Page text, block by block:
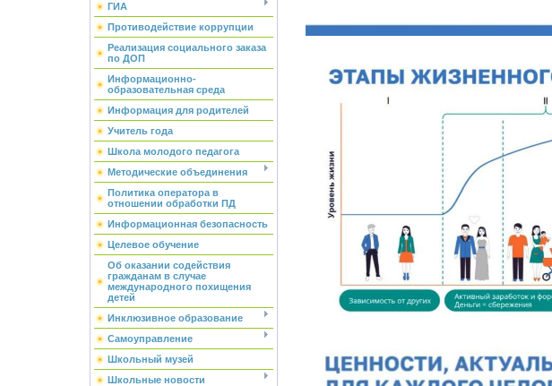
ГИА
Противодействие коррупции
Реализация социального заказа
по ДОП
Информационно-
образовательная среда
Информация для родителей
Учитель года
Школа молодого педагога
Методические объединения
Политика оператора в
отношении обработки ПД
Информационная безопасность
Целевое обучение
Об оказании содействия
гражданам в случае
международного похищения
детей
Инклюзивное образование
Самоуправление
Школьный музей
Школьные новости